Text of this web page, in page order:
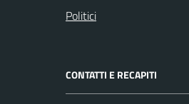
Politici
CONTATTI E RECAPITI